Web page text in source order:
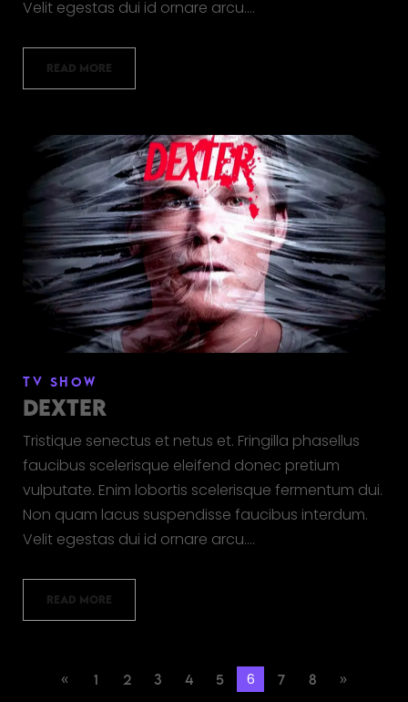
Velit egestas dui id ornare arcu.…
READ MORE
TV SHOW
DEXTER
Tristique senectus et netus et. Fringilla phasellus
faucibus scelerisque eleifend donec pretium
vulputate. Enim lobortis scelerisque fermentum dui.
Non quam lacus suspendisse faucibus interdum.
Velit egestas dui id ornare arcu.…
READ MORE
« 1 2 3 4 5 6 7 8 »